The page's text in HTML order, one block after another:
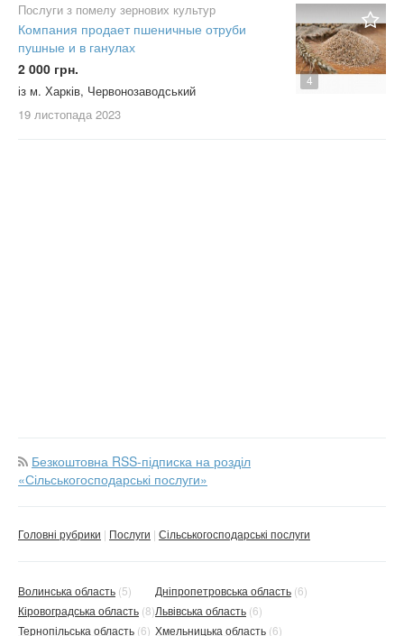
4
Послуги з помелу зернових культур
Компания продает пшеничные отруби
пушные и в ганулах
2 000 грн.
із м. Харків, Червонозаводський
19 листопада 2023
Безкоштовна RSS-підписка на розділ
«Сільськогосподарські послуги»
Головні рубрики Послуги Сільськогосподарські послуги
Волинська область (5)
Кіровоградська область (8)
Тернопільська область (6)
Дніпропетровська область (6)
Львівська область (6)
Хмельницька область (6)